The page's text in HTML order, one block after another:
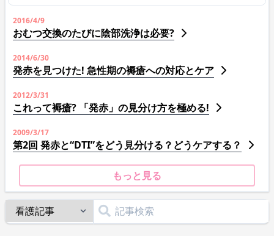
2016/4/9
おむつ交換のたびに陰部洗浄は必要?
2014/6/30
発赤を見つけた! 急性期の褥瘡への対応とケア
2012/3/31
これって褥瘡? 「発赤」の見分け方を極める!
2009/3/17
第2回 発赤と“DTI”をどう見分ける？どうケアする？
もっと見る